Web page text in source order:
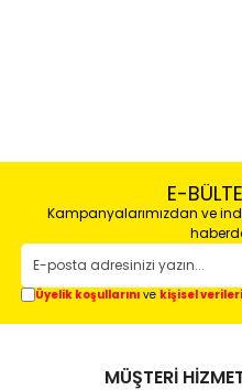
E-
Kampanyalarımızdan ve
Üyelik koşullarını ve kişisel
MÜŞTERİ